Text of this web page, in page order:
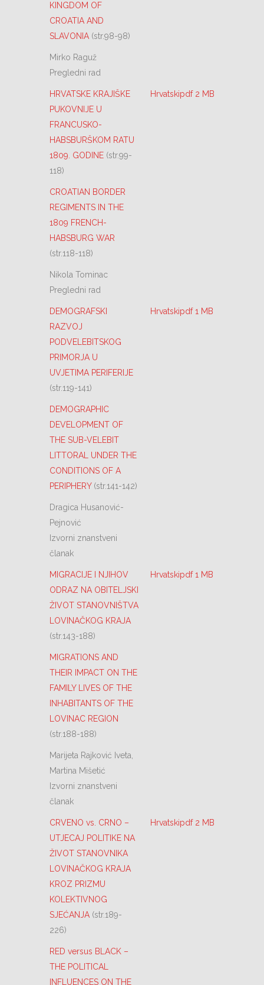
KINGDOM OF
CROATIA AND
SLAVONIA (str.98-98)
Mirko Raguž
Pregledni rad
HRVATSKE KRAJIŠKE
PUKOVNIJE U
FRANCUSKO-
HABSBURŠKOM RATU
1809. GODINE (str.99-
118)
Hrvatskipdf 2 MB
CROATIAN BORDER
REGIMENTS IN THE
1809 FRENCH-
HABSBURG WAR
(str.118-118)
Nikola Tominac
Pregledni rad
DEMOGRAFSKI
RAZVOJ
PODVELEBITSKOG
PRIMORJA U
UVJETIMA PERIFERIJE
(str.119-141)
Hrvatskipdf 1 MB
DEMOGRAPHIC
DEVELOPMENT OF
THE SUB-VELEBIT
LITTORAL UNDER THE
CONDITIONS OF A
PERIPHERY (str.141-142)
Dragica Husanović-
Pejnović
Izvorni znanstveni
članak
MIGRACIJE I NJIHOV
ODRAZ NA OBITELJSKI
ŽIVOT STANOVNIŠTVA
LOVINAČKOG KRAJA
(str.143-188)
Hrvatskipdf 1 MB
MIGRATIONS AND
THEIR IMPACT ON THE
FAMILY LIVES OF THE
INHABITANTS OF THE
LOVINAC REGION
(str.188-188)
Marijeta Rajković Iveta,
Martina Mišetić
Izvorni znanstveni
članak
CRVENO vs. CRNO –
UTJECAJ POLITIKE NA
ŽIVOT STANOVNIKA
LOVINAČKOG KRAJA
KROZ PRIZMU
KOLEKTIVNOG
SJEĆANJA (str.189-
226)
Hrvatskipdf 2 MB
RED versus BLACK –
THE POLITICAL
INFLUENCES ON THE